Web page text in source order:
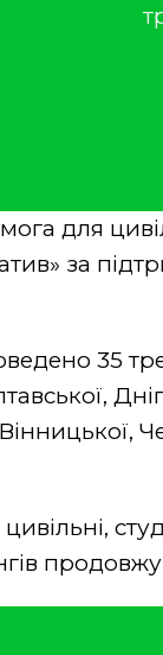
для
за
35
цивільні,